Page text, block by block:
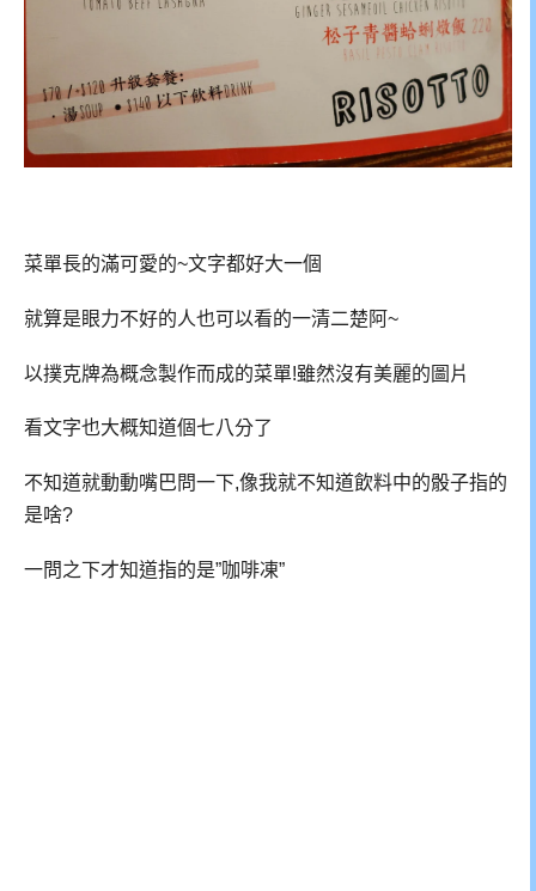
菜單長的滿可愛的~文字都好大一個
就算是眼力不好的人也可以看的一清二楚阿~
以撲克牌為概念製作而成的菜單!雖然沒有美麗的圖片
看文字也大概知道個七八分了
不知道就動動嘴巴問一下,像我就不知道飲料中的骰子指的
是啥?
一問之下才知道指的是”咖啡凍”